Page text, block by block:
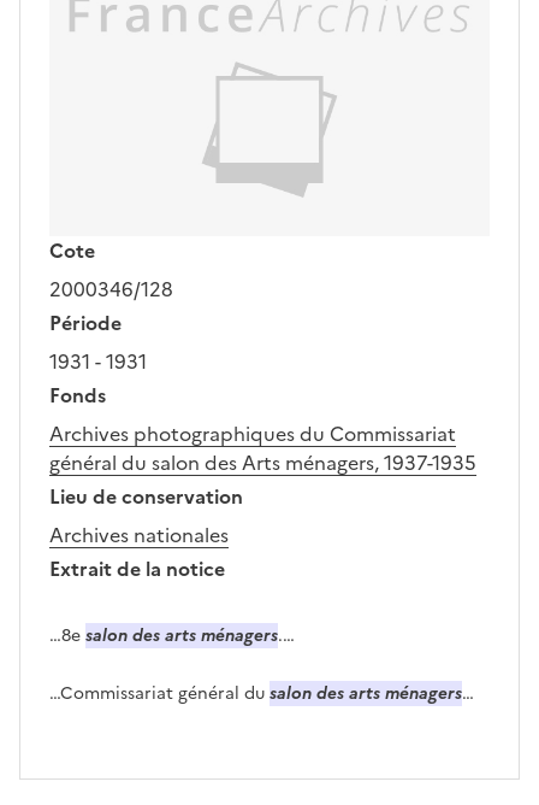
Cote
2000346/128
Période
1931 - 1931
Fonds
Archives photographiques du Commissariat
général du salon des Arts ménagers, 1937-1935
Lieu de conservation
Archives nationales
Extrait de la notice
…8esalon des arts ménagers.…
…Commissariat général dusalon des arts ménagers…